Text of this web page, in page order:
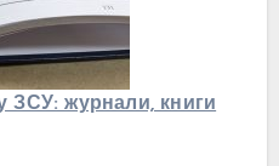
ЗСУ: журнали, книги